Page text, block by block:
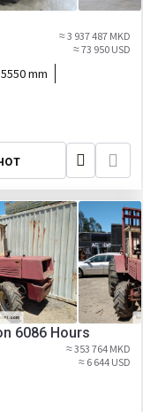
≈ 3 937 487 MKD
≈ 73 950 USD
5550 mm
6086 Hours
≈ 353 764 MKD
≈ 6 644 USD